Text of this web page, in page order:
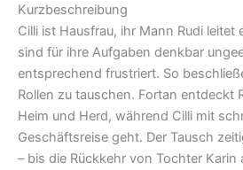
Kurzbeschreibung
Cilli ist Hausfrau, ihr Mann Rudi leitet
sind für ihre Aufgaben denkbar
entsprechend frustriert. So
Rollen zu tauschen. Fortan entdeckt
Heim und Herd, während Cilli mit
Geschäftsreise geht. Der Tausch
– bis die Rückkehr von Tochter Karin